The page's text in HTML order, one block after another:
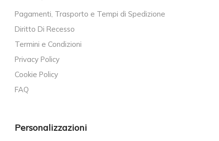
Pagamenti, Trasporto e Tempi di Spedizione
Diritto Di Recesso
Termini e Condizioni
Privacy Policy
Cookie Policy
FAQ
Personalizzazioni